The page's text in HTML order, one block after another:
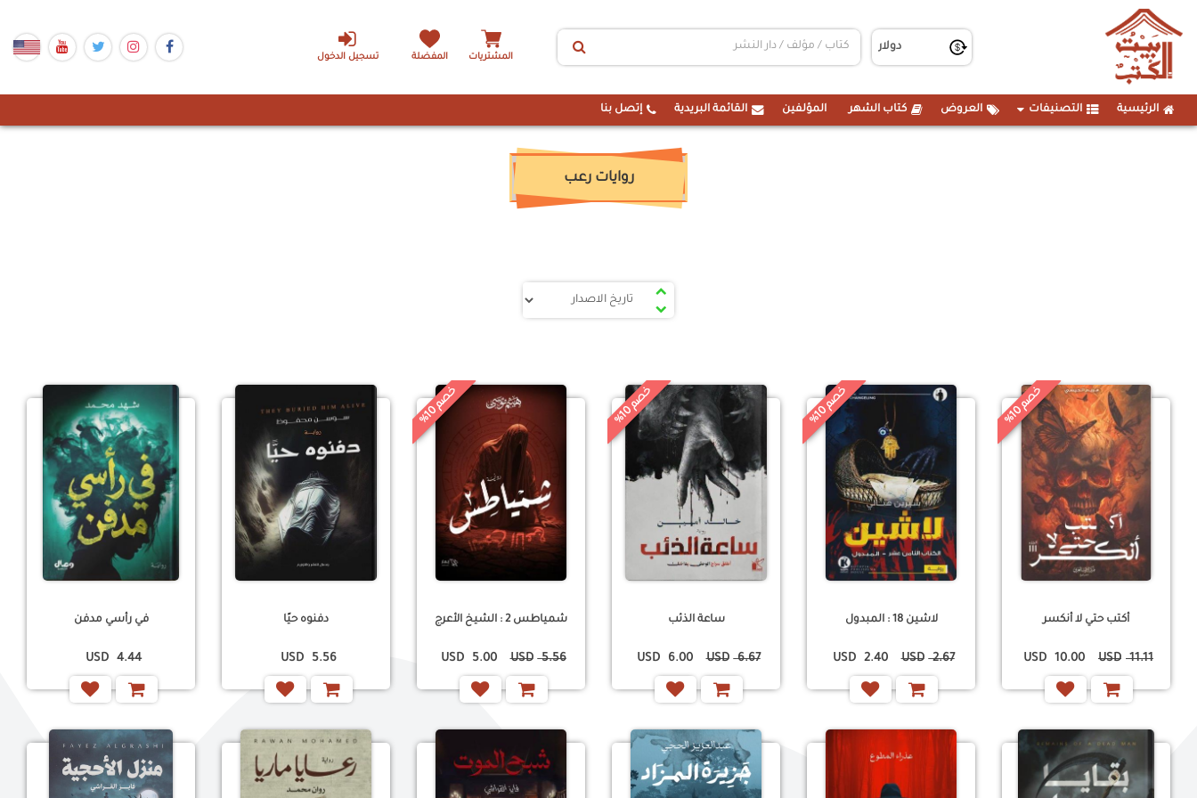
تسجيل الدخول المشتريات المفضلة
الرئيسية التصنيفات العروض كتاب الشهر المؤلفين القائمة البريدية إتصل بنا
روايات رعب
خ
ص
م
10%
أكتب حتي لا أنكسر
11.11
USD
10.00
USD
خ
ص
م
10%
لاشين 18 : المبدول
2.67
USD
2.40
USD
خ
ص
م
10%
ساعة الذئب
6.67
USD
6.00
USD
خ
ص
م
10%
شمياطس 2 : الشيخ الأعرج
5.56
USD
5.00
USD
دفنوه حيًا
5.56
USD
في رأسي مدفن
4.44
USD